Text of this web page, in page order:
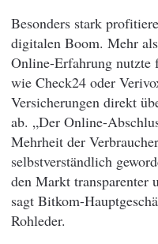
Besonders stark
digitalen Boom. Mehr
Online-Erfahrung nutzte
wie Check24 oder
Versicherungen direkt
ab. „Der Online-
Mehrheit der
selbstverständlich
den Markt transparenter
sagt Bitkom-
Rohleder.